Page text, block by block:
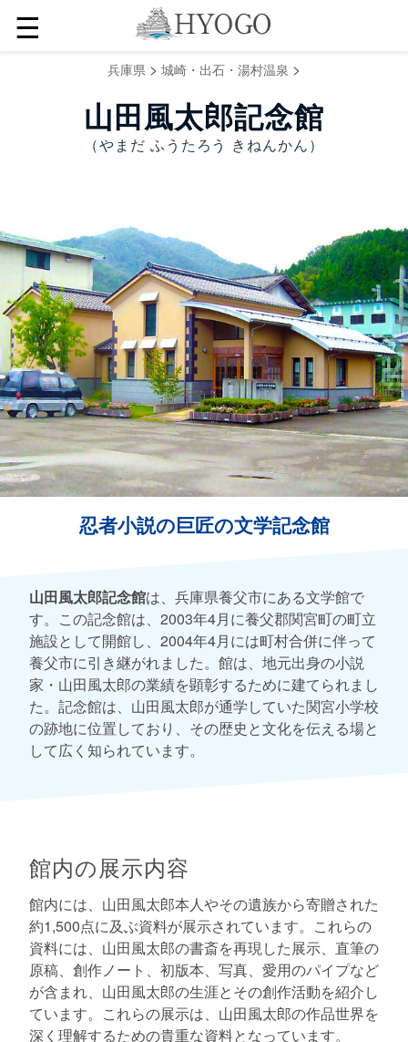
☰
兵庫県 > 城崎・出石・湯村温泉 >
山田風太郎記念館
（やまだ ふうたろう きねんかん）
忍者小説の巨匠の文学記念館
山田風太郎記念館は、兵庫県養父市にある文学館で
す。この記念館は、2003年4月に養父郡関宮町の町立
施設として開館し、2004年4月には町村合併に伴って
養父市に引き継がれました。館は、地元出身の小説
家・山田風太郎の業績を顕彰するために建てられまし
た。記念館は、山田風太郎が通学していた関宮小学校
の跡地に位置しており、その歴史と文化を伝える場と
して広く知られています。
館内の展示内容
館内には、山田風太郎本人やその遺族から寄贈された
約1,500点に及ぶ資料が展示されています。これらの
資料には、山田風太郎の書斎を再現した展示、直筆の
原稿、創作ノート、初版本、写真、愛用のパイプなど
が含まれ、山田風太郎の生涯とその創作活動を紹介し
ています。これらの展示は、山田風太郎の作品世界を
深く理解するための貴重な資料となっています。